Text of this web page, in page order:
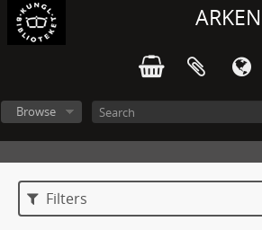
ARKEN
Browse
Filters